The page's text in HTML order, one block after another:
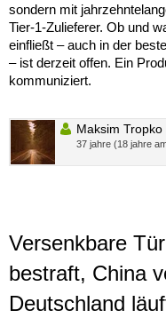
sondern mit
Tier-1-Zulieferer. Ob und
einfließt – auch in der
– ist derzeit offen. Ein
kommuniziert.
Maksim Tropko
37 jahre (18 jahre
Versenkbare
bestraft, China
Deutschland